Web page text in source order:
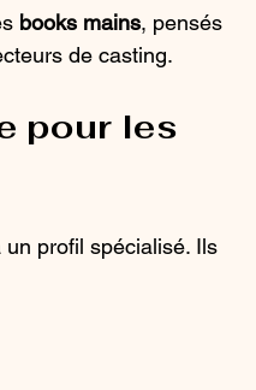
books mains, pensés
de casting.
pour les
profil spécialisé. Ils